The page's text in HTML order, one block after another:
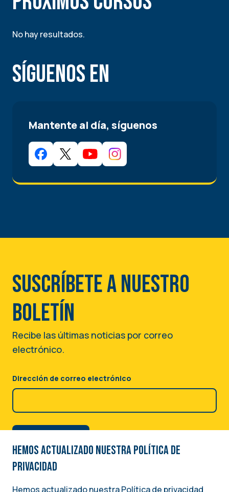
No hay resultados.
Síguenos en
Mantente al día, síguenos
Suscríbete a nuestro
boletín
Recibe las últimas noticias por correo
electrónico.
Dirección de correo electrónico
Hemos actualizado nuestra Política de
privacidad
Hemos actualizado nuestra Política de privacidad